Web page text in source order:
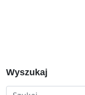
Wyszukaj
Szukaj: